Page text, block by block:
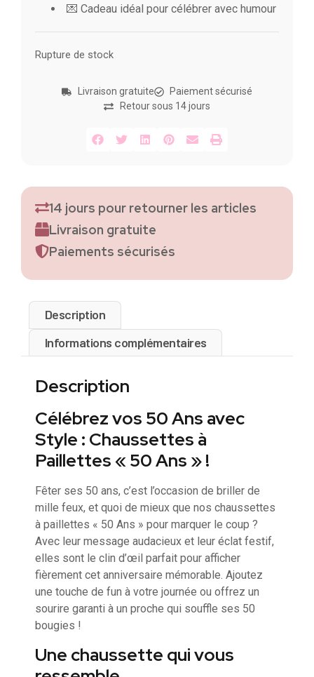
💌 Cadeau idéal pour célébrer avec humour
Rupture de stock
Livraison gratuite
Paiement sécurisé
Retour sous 14 jours
14 jours pour retourner les articles
Livraison gratuite
Paiements sécurisés
Description
Informations complémentaires
Description
Célébrez vos 50 Ans avec
Style : Chaussettes à
Paillettes « 50 Ans » !
Fêter ses 50 ans, c’est l’occasion de briller de
mille feux, et quoi de mieux que nos chaussettes
à paillettes « 50 Ans » pour marquer le coup ?
Avec leur message audacieux et leur éclat festif,
elles sont le clin d’œil parfait pour afficher
fièrement cet anniversaire mémorable. Ajoutez
une touche de fun à votre journée ou offrez un
sourire garanti à un proche qui souffle ses 50
bougies !
Une chaussette qui vous